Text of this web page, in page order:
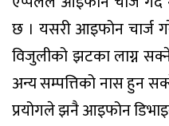
छ । यसरी आइफोन चार्ज
विजुलीको झटका लाग्न
अन्य सम्पत्तिको नास हुन
प्रयोगले झनै आइफोन